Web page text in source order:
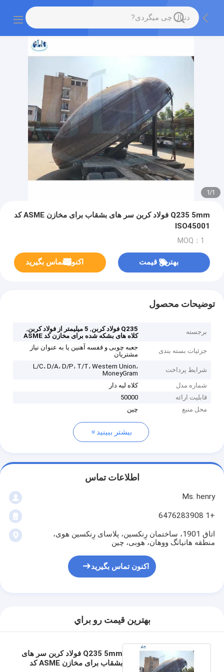
1
/
1
Q235 5mm فولاد کربن سر های بشقاب برای مخازن ASME کد
ISO45001
MOQ：1
بهترین قیمت اکنون تماس بگیرید
توضیحات محصول
برجسته Q235 فولاد کربن , 5 میلیمتر از فولاد کربن
,
کلاه های بشکه شده برای مخازن کد ASME
جزئیات بسته بندی
جعبه چوبی و قفسه آهنین یا به عنوان نیاز
مشتریان
شرایط پرداخت
L/C، D/A، D/P، T/T، Western Union،
MoneyGram
شماره مدل
کلاه لبه دار
قابلیت ارائه
50000
محل منبع
چین
بیشتر ببینید
اطلاعات تماس
Ms. henry
+1 6476283908
اتاق 1901، ساختمان رِنکسین، پلاسای رِنکسین هوی،
منطقه هانیانگ ووهان، هوبی، چین
اکنون تماس بگیرید
بهترين قيمت رو براي
Q235 5mm فولاد کربن سر های
بشقاب برای مخازن ASME کد